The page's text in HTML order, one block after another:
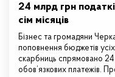
24 млрд грн
сім місяців
Бізнес та громадяни
поповнення бюджетів
скарбниць спрямовано 24
обов’язкових платежів.